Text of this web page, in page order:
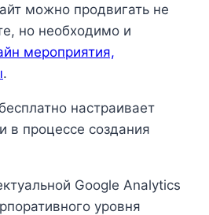
можно продвигать не
но необходимо и
мероприятия,
.
настраивает
в процессе создания
Google Analytics
уровня